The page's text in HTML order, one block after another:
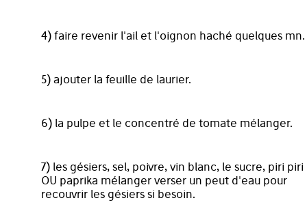
4) faire revenir l'ail et l'oignon haché quelques mn.
5) ajouter la feuille de laurier.
6) la pulpe et le concentré de tomate mélanger.
7) les gésiers, sel, poivre, vin blanc, le sucre, piri piri
OU paprika mélanger verser un peut d'eau pour
recouvrir les gésiers si besoin.